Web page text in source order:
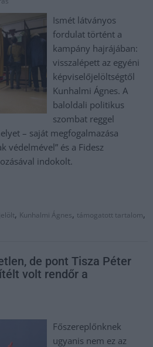
Ismét látványos
fordulat történt a
kampány hajrájában:
visszalépett az egyéni
képviselőjelöltségtől
Kunhalmi Ágnes. A
baloldali politikus
szombat reggel
– saját megfogalmazása
védelmével” és a Fidesz
indokolt.
jelölt, Kunhalmi Ágnes, támogatott tartalom,
de pont Tisza Péter
volt rendőr a
Főszereplőnknek
ugyanis nem ez az